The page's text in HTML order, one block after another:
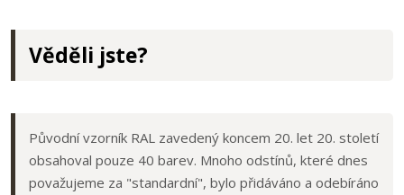
Věděli jste?
Původní vzorník RAL zavedený koncem 20. let 20. století
obsahoval pouze 40 barev. Mnoho odstínů, které dnes
považujeme za "standardní", bylo přidáváno a odebíráno